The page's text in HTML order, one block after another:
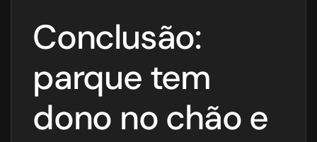
Conclusão:
parque tem
dono no chão e